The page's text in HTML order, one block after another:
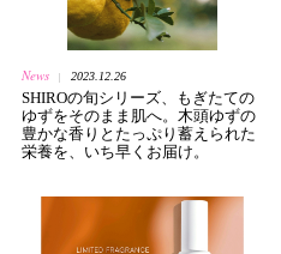
News 2023.12.26
SHIROの旬シリーズ、もぎたての
ゆずをそのまま肌へ。木頭ゆずの
豊かな香りとたっぷり蓄えられた
栄養を、いち早くお届け。